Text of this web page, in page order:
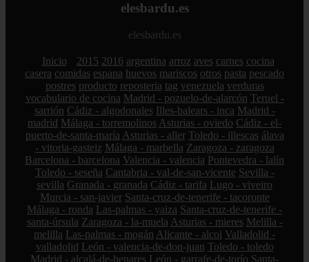
elesbardu.es
elesbardu.es
Inicio 2015 2016 argentina arroz aves carnes cocina
casera comidas espana huevos mariscos otros pasta pescado
postres producto reposteria tag venezuela verduras
vocabulario de cocina Madrid - pozuelo-de-alarcón Teruel -
sarrión Cádiz - algodonales Illes-balears - inca Madrid -
madrid Málaga - torremolinos Asturias - oviedo Cádiz - el-
puerto-de-santa-maría Asturias - aller Toledo - illescas álava
- vitoria-gasteiz Málaga - marbella Zaragoza - zaragoza
Barcelona - barcelona Valencia - valencia Pontevedra - lalín
Toledo - seseña Cantabria - val-de-san-vicente Sevilla -
sevilla Granada - granada Cádiz - tarifa Lugo - viveiro
Murcia - san-javier Santa-cruz-de-tenerife - tacoronte
Málaga - ronda Las-palmas - yaiza Santa-cruz-de-tenerife -
santa-úrsula Zaragoza - la-muela Asturias - mieres Melilla -
melilla Las-palmas - mogán Alicante - alcoi Valladolid -
valladolid León - valencia-de-don-juan Toledo - toledo
Madrid - alcalá-de-henares León - garrafe-de-torío Santa-